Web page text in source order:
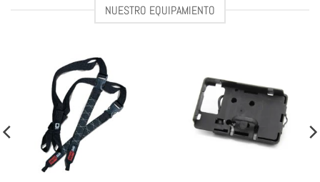
NUESTRO EQUIPAMIENTO